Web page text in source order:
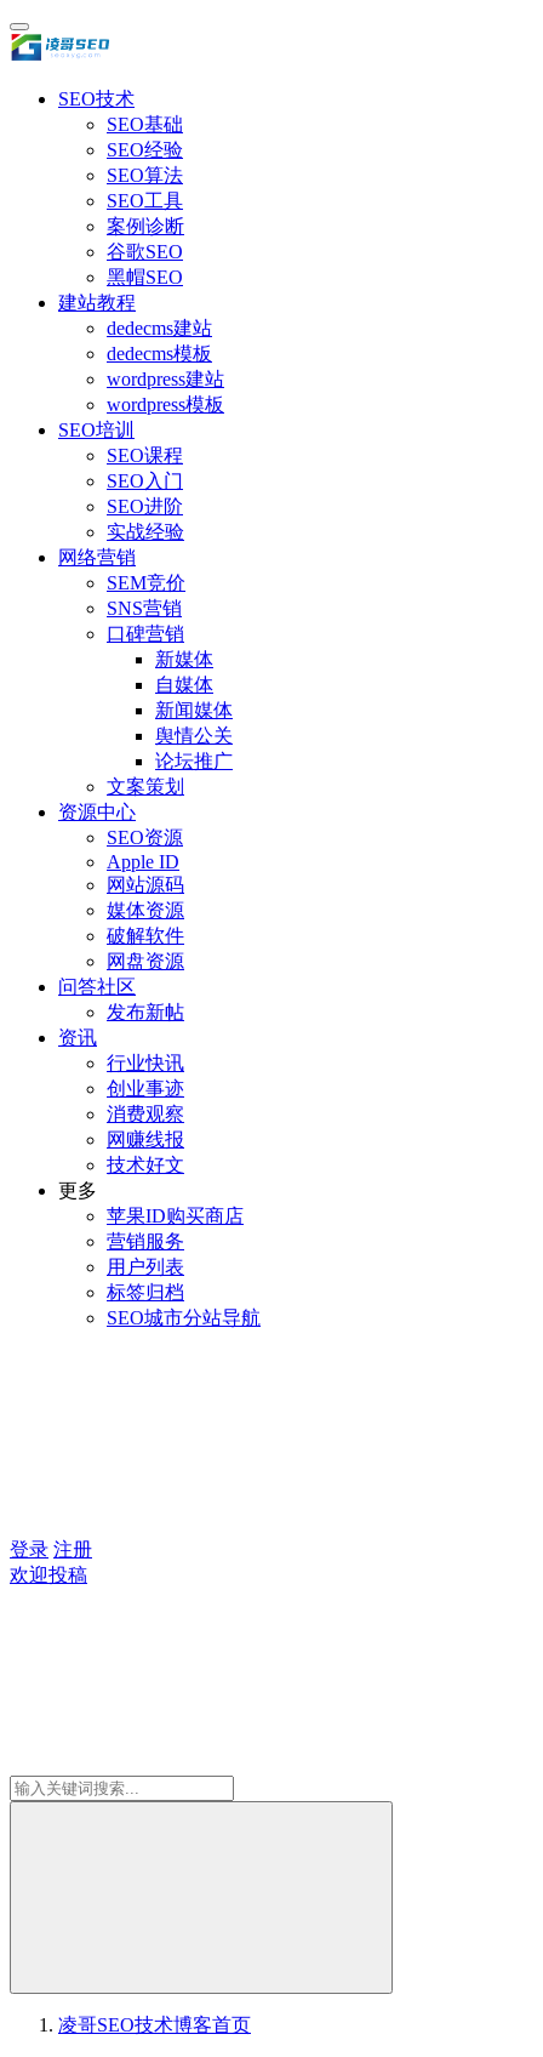
SEO技术
SEO基础
SEO经验
SEO算法
SEO工具
案例诊断
谷歌SEO
黑帽SEO
建站教程
dedecms建站
dedecms模板
wordpress建站
wordpress模板
SEO培训
SEO课程
SEO入门
SEO进阶
实战经验
网络营销
SEM竞价
SNS营销
口碑营销
新媒体
自媒体
新闻媒体
舆情公关
论坛推广
文案策划
资源中心
SEO资源
Apple ID
网站源码
媒体资源
破解软件
网盘资源
问答社区
发布新帖
资讯
行业快讯
创业事迹
消费观察
网赚线报
技术好文
更多
苹果ID购买商店
营销服务
用户列表
标签归档
SEO城市分站导航
登录 注册
欢迎投稿
凌哥SEO技术博客首页